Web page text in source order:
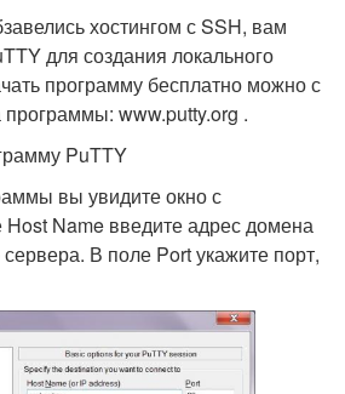
хостингом с SSH, вам
для создания локального
программу бесплатно можно с
www.putty.org .
PuTTY
вы увидите окно с
Name введите адрес домена
В поле Port укажите порт,